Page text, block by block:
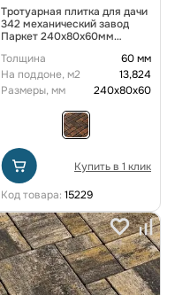
Тротуарная плитка для дачи
342 механический завод
Паркет 240x80x60мм
Толщина
60 мм
На поддоне, м2
13,824
Размеры, мм
240х80х60
Купить в 1 клик
Код товара: 15229